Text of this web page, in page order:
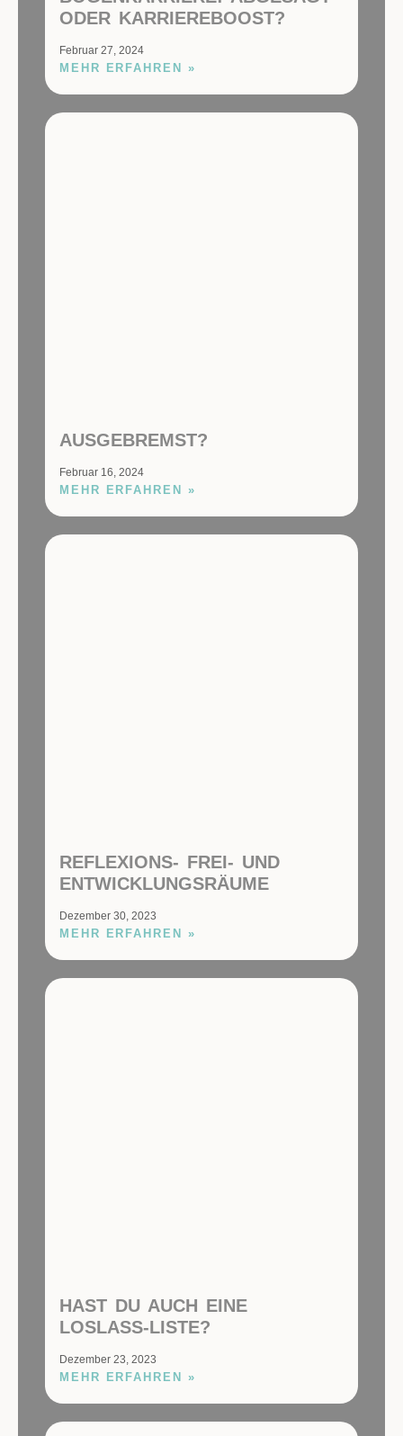
ODER KARRIEREBOOST?
Februar 27, 2024
MEHR ERFAHREN »
AUSGEBREMST?
Februar 16, 2024
MEHR ERFAHREN »
REFLEXIONS- FREI- UND
ENTWICKLUNGSRÄUME
Dezember 30, 2023
MEHR ERFAHREN »
HAST DU AUCH EINE
LOSLASS-LISTE?
Dezember 23, 2023
MEHR ERFAHREN »